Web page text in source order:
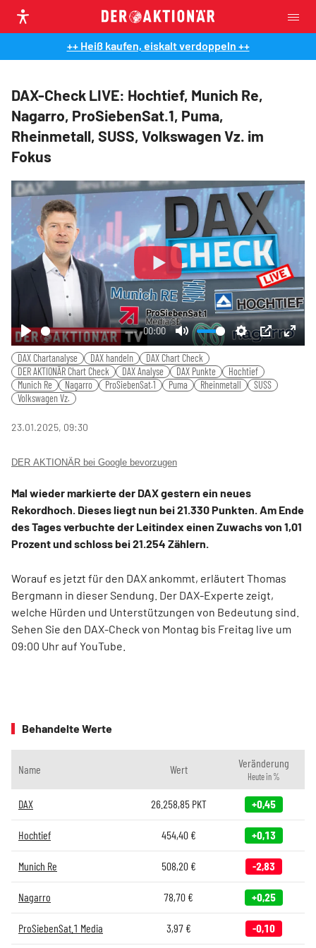
++ Heiß kaufen, eiskalt verdoppeln ++
DAX-Check LIVE: Hochtief, Munich Re,
Nagarro, ProSiebenSat.1, Puma,
Rheinmetall, SUSS, Volkswagen Vz. im
Fokus
Play
00:00
Mute Settings
PIP
Play
DAX Chartanalyse DAX handeln
DAX Chart Check
DER AKTIONÄR Chart Check
DAX Analyse DAX Punkte
Hochtief
Munich Re
Nagarro ProSiebenSat.1 Puma Rheinmetall
SUSS
Volkswagen Vz.
23.01.2025, 09:30
DER AKTIONÄR bei Google bevorzugen
Mal wieder markierte der DAX gestern ein neues
Rekordhoch. Dieses liegt nun bei 21.330 Punkten. Am Ende
des Tages verbuchte der Leitindex einen Zuwachs von 1,01
Prozent und schloss bei 21.254 Zählern.
Worauf es jetzt für den DAX ankommt, erläutert Thomas
Bergmann in dieser Sendung. Der DAX-Experte zeigt,
welche Hürden und Unterstützungen von Bedeutung sind.
Sehen Sie den DAX-Check von Montag bis Freitag live um
09:00 Uhr auf YouTube.
Behandelte Werte
Name Wert Veränderung
Heute in %
DAX 26.258,85PKT +0,45
Hochtief 454,40€ +0,13
Munich Re 508,20€ -2,83
Nagarro 78,70 € +0,25
ProSiebenSat.1 Media 3,97€ -0,10